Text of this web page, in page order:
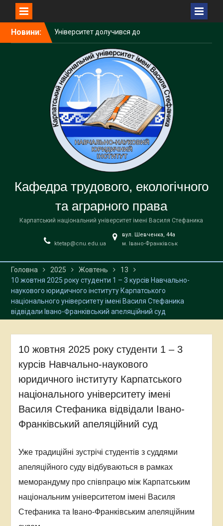
Новини:
Університет долучився до
дискусії про майбутнє
освіти та ШІ
Карпатський університет
підписав меморандум про
співпрацю у сфері
енергетичних технологій
Вступна кампанія – 2026:
Карпатський університет
демонструє зростання за
всіма показниками
Кафедра трудового, екологічного
та аграрного права
Карпатський національний університет імені Василя Стефаника
ktetap@cnu.edu.ua
вул. Шевченка, 44a
м. Івано-Франківськ
Головна 2025 Жовтень
13
10 жовтня 2025 року студенти 1 – 3 курсів Навчально-
наукового юридичного інституту Карпатського
національного університету імені Василя Стефаника
відвідали Івано-Франківський апеляційний суд
10 жовтня 2025 року студенти 1 – 3
курсів Навчально-наукового
юридичного інституту Карпатського
національного університету імені
Василя Стефаника відвідали Івано-
Франківський апеляційний суд
Уже традиційні зустрічі студентів з суддями
апеляційного суду відбуваються в рамках
меморандуму про співпрацю між Карпатським
національним університетом імені Василя
Стефаника та Івано-Франківським апеляційним